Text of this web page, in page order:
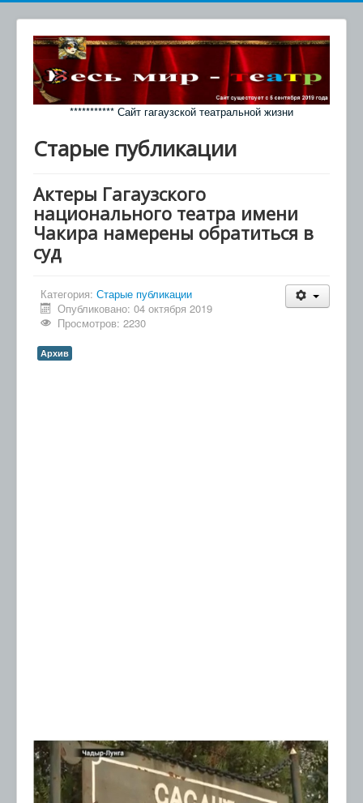
*********** Сайт гагаузской театральной жизни
Старые публикации
Актеры Гагаузского
национального театра имени
Чакира намерены обратиться в
суд
Категория: Старые публикации
Опубликовано: 04 октября 2019
Просмотров: 2230
Архив